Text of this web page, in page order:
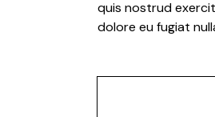
quis nostrud
dolore eu fugiat